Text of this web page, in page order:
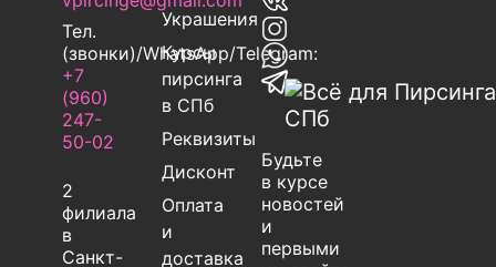
Тел.
(звонки)/WhatsApp/Telegram:
+7
(960)
247-
50-02
2
филиала
в
Санкт-
Украшения
Курсы
пирсинга
в СПб
Реквизиты
Дисконт
Оплата
и
доставка
Будьте
в курсе
новостей
и
первыми